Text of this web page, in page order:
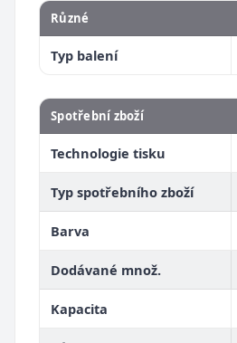
Různé
Typ balení
Spotřební zboží
Technologie tisku
Typ spotřebního zboží
Barva
Dodávané množ.
Kapacita